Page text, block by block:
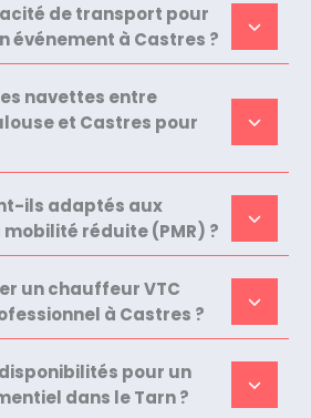
de transport pour
événement à Castres ?
navettes entre
et Castres pour
ils adaptés aux
réduite (PMR) ?
un chauffeur VTC
à Castres ?
pour un
dans le Tarn ?